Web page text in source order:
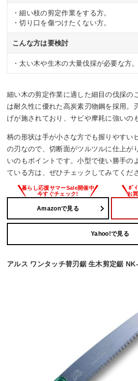
・細い枝の剪定作業をする方。
・切り口を傷つけたくない方。
こんな方は要検討
・太い木や生木の大量伐採が必要な方。
細い木の剪定作業に適した細目の伐採の
は耐久性に優れた高炭素刃物鋼を採用。
げが施されており、サビや摩耗に強いの
柄の形状は手が小さな方でも握りやすい
の刃なので、切断面がツルツルに仕上が
いのもポイントです。小型で使い勝手の
ている方は、ぜひチェックしてみてくだ
Amazonで見る
Yahoo!で見る
アルス ワンタッチ替刃鋸 生木剪定鋸